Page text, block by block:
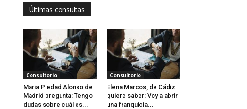
Últimas consultas
Consultorio
Maria Piedad Alonso de
Madrid pregunta: Tengo
dudas sobre cuál es...
Consultorio
Elena Marcos, de Cádiz
quiere saber: Voy a abrir
una franquicia...